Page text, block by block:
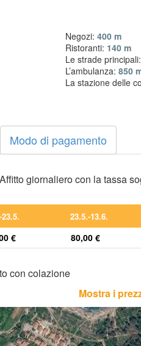
Negozi:400 m
Ristoranti: 140 m
Le strade
L’ambulanza:850
La stazione delle
Modo di pagamento
Affitto giornaliero con la tassa
23.5.-13.6.
€ 80,00 €
con colazione
Mostra i